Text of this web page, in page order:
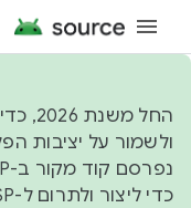
החל
ולשמור על יציבות
כדי ליצור ולתרום ל-AOSP, צריך להשתמש ב-